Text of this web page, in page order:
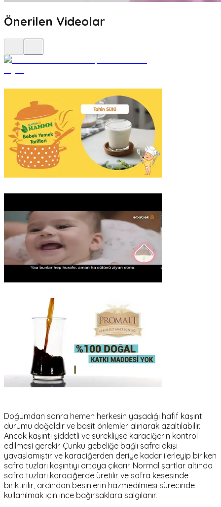
Önerilen Videolar
Doğumdan sonra hemen herkesin yaşadığı hafif kaşıntı
durumu doğaldır ve basit önlemler alınarak azaltılabilir.
Ancak kaşıntı şiddetli ve sürekliyse karaciğerin kontrol
edilmesi gerekir. Çünkü gebeliğe bağlı safra akışı
yavaşlamıştır ve karaciğerden deriye kadar ilerleyip biriken
safra tuzları kaşıntıyı ortaya çıkarır. Normal şartlar altında
safra tuzları karaciğerde üretilir ve safra kesesinde
biriktirilir, ardından besinlerin hazmedilmesi sürecinde
kullanılmak için ince bağırsaklara salgılanır.